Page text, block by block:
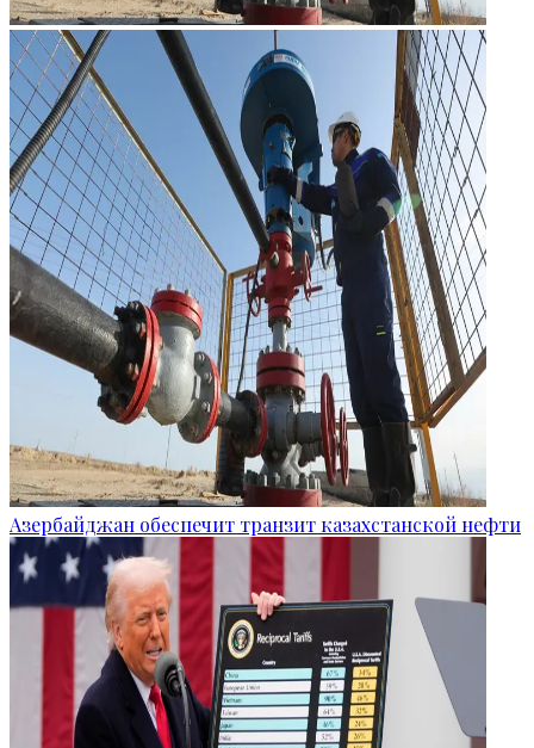
Азербайджан обеспечит транзит казахстанской нефти